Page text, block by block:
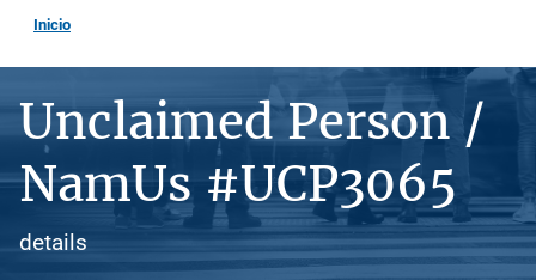
Inicio
Unclaimed Person /
NamUs #UCP3065
details